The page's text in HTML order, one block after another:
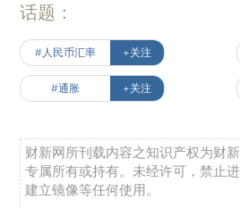
话题：
#人民币汇率 +关注
#通胀 +关注
财新网所刊载内容之知识产权为财
专属所有或持有。未经许可，禁止
建立镜像等任何使用。